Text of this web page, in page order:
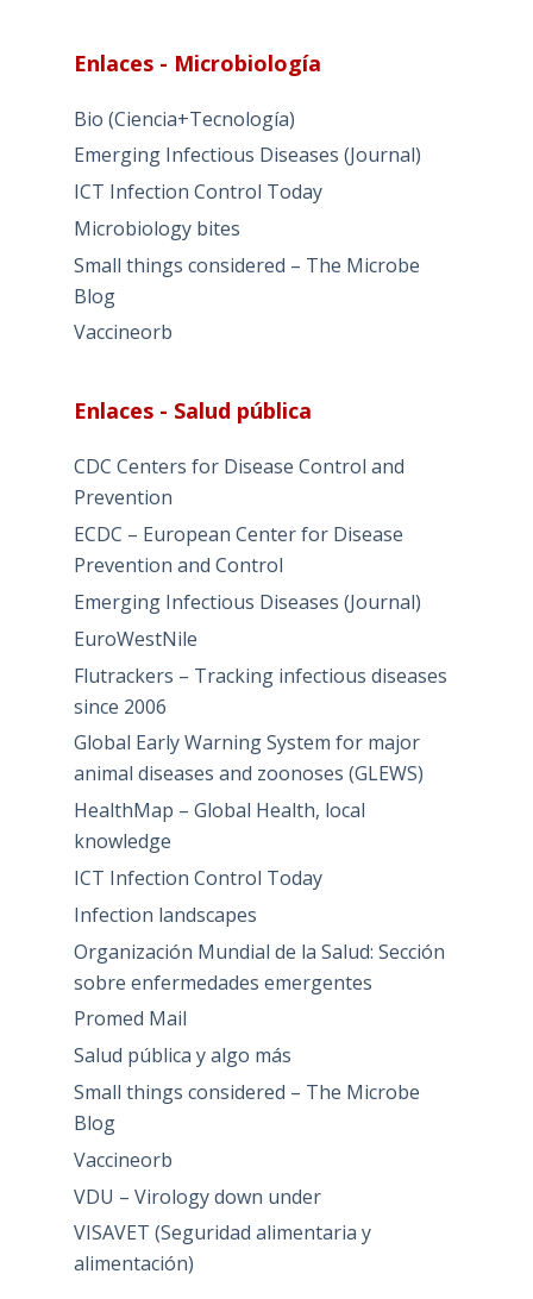
Enlaces - Microbiología
Bio (Ciencia+Tecnología)
Emerging Infectious Diseases (Journal)
ICT Infection Control Today
Microbiology bites
Small things considered – The Microbe
Blog
Vaccineorb
Enlaces - Salud pública
CDC Centers for Disease Control and
Prevention
ECDC – European Center for Disease
Prevention and Control
Emerging Infectious Diseases (Journal)
EuroWestNile
Flutrackers – Tracking infectious diseases
since 2006
Global Early Warning System for major
animal diseases and zoonoses (GLEWS)
HealthMap – Global Health, local
knowledge
ICT Infection Control Today
Infection landscapes
Organización Mundial de la Salud: Sección
sobre enfermedades emergentes
Promed Mail
Salud pública y algo más
Small things considered – The Microbe
Blog
Vaccineorb
VDU – Virology down under
VISAVET (Seguridad alimentaria y
alimentación)